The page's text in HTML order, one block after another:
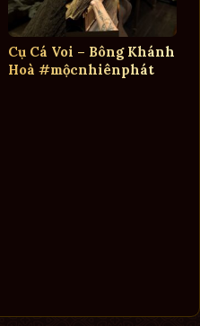
Cụ Cá Voi – Bông Khánh
Hoà #mộcnhiênphát